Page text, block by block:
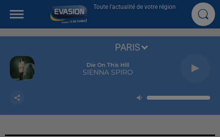
Toute l'actualité de votre région
Die On This Hill
SIENNA SPIRO
PARIS